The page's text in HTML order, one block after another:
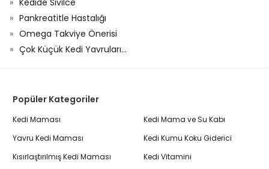
Pankreatitle Hastalığı
Omega Takviye Önerisi
Çok Küçük Kedi Yavruları...
Popüler Kategoriler
Kedi Maması
Yavru Kedi Maması
Kısırlaştırılmış Kedi Maması
Kedi Mama ve Su Kabı
Kedi Kumu Koku Giderici
Kedi Vitamini